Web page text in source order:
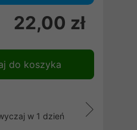
22,00 zł
do koszyka
w 1 dzień